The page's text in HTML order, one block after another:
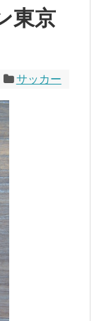
東京
サッカー